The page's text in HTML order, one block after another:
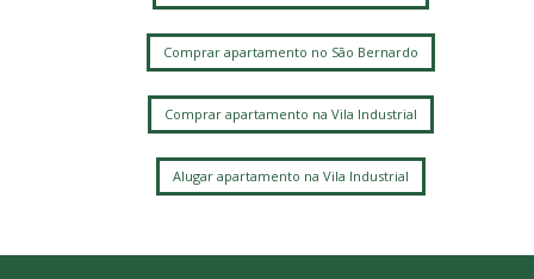
Comprar apartamento no São Bernardo
Comprar apartamento na Vila Industrial
Alugar apartamento na Vila Industrial